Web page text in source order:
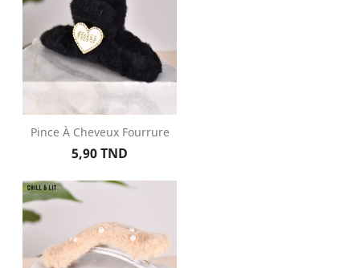
Pince À Cheveux Fourrure
Prix
5,90 TND